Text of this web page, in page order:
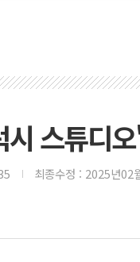
스튜디
최종수정 : 2025년02